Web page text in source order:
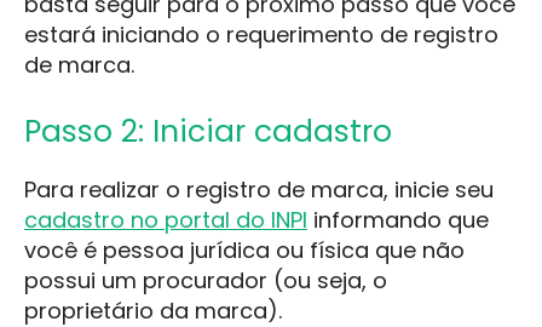
estará iniciando o requerimento de registro
de marca.
Passo 2: Iniciar cadastro
Para realizar o registro de marca, inicie seu
cadastro no portal do INPI informando que
você é pessoa jurídica ou física que não
possui um procurador (ou seja, o
proprietário da marca).